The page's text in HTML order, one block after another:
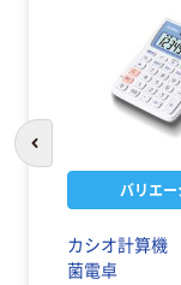
バリエ
カシオ計算機
菌電卓
前のスライドへ